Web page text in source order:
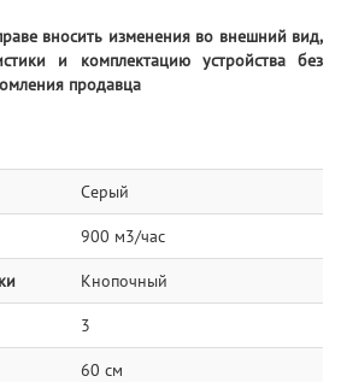
вносить изменения во внешний вид,
и комплектацию устройства без
продавца
Серый
900 м3/час
Кнопочный
3
60 см